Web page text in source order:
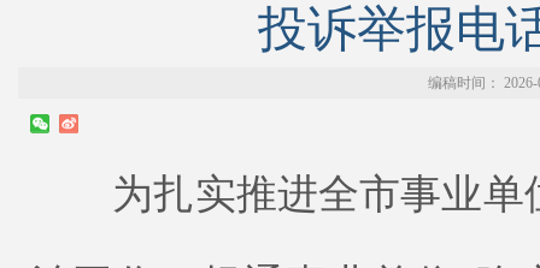
投诉举报电
编稿时间：
为扎实推进全市事业单